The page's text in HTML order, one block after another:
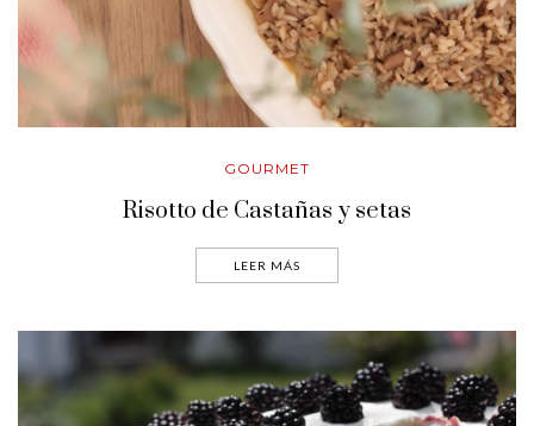
GOURMET
Risotto de Castañas y setas
LEER MÁS